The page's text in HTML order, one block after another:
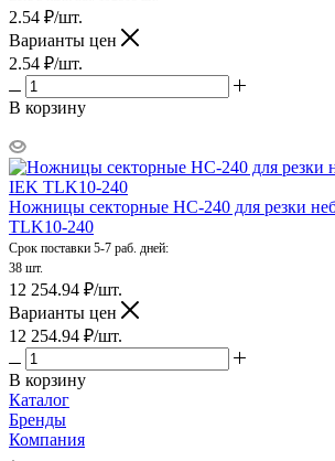
2.54 ₽/шт.
Варианты цен
2.54 ₽/шт.
В корзину
Ножницы секторные НС-240 для резки
TLK10-240
Срок поставки 5-7 раб. дней:
38 шт.
12 254.94 ₽/шт.
Варианты цен
12 254.94 ₽/шт.
В корзину
Каталог
Бренды
Компания